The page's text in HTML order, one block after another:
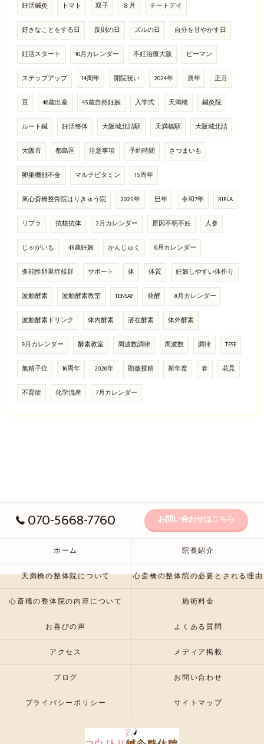
妊活鍼灸 トマト 双子 ８月 チートデイ
好きなことをする日 反則の日 ズルの日 自分を甘やかす日
妊活スタート 10月カレンダー 不妊治療大阪 ピーマン
ステップアップ 14周年 開院祝い 2024年 辰年 正月
豆 46歳出産 45歳自然妊娠 入学式 天満橋 鍼灸院
ルート鍼 妊活整体 大阪城北詰駅 天満橋駅 大阪城北詰
大阪市 都島区 注意事項 予約時間 さつまいも
卵巣機能不全 マルチビタミン 15周年
東心斎橋整骨院はりきゅう院 2025年 巳年 令和7年 RIPLA
リプラ 抗核抗体 2月カレンダー 原因不明不妊 人参
じゃがいも 43歳妊娠 かんじゅく 6月カレンダー
多能性卵巣症候群 サポート 体 体質 妊娠しやすい体作り
波動酵素 波動酵素教室 TENSAY 発酵 8月カレンダー
波動酵素ドリンク 体内酵素 潜在酵素 体外酵素
9月カレンダー 酵素教室 周波数調律 周波数 調律 TESE
無精子症 16周年 2026年 顕微授精 新年度 春 花見
不育症 化学流産 7月カレンダー
070-5668-7760 お問い合わせはこちら
ホーム 院長紹介
天満橋の整体院について 心斎橋の整体院の必要とされる理由
心斎橋の整体院の内容について 施術料金
お喜びの声 よくある質問
アクセス メディア掲載
ブログ お問い合わせ
プライバシーポリシー サイトマップ